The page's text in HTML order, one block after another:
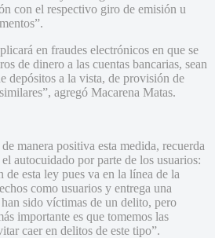
con el respectivo giro de emisión u
en fraudes electrónicos en que se
de dinero a las cuentas bancarias, sean
depósitos a la vista, de provisión de
agregó Macarena Matas.
manera positiva esta medida, recuerda
autocuidado por parte de los usuarios:
de esta ley pues va en la línea de la
como usuarios y entrega una
sido víctimas de un delito, pero
importante es que tomemos las
caer en delitos de este tipo”.